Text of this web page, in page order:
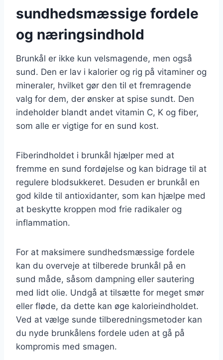
sundhedsmæssige fordele
og næringsindhold
Brunkål er ikke kun velsmagende, men også
sund. Den er lav i kalorier og rig på vitaminer og
mineraler, hvilket gør den til et fremragende
valg for dem, der ønsker at spise sundt. Den
indeholder blandt andet vitamin C, K og fiber,
som alle er vigtige for en sund kost.
Fiberindholdet i brunkål hjælper med at
fremme en sund fordøjelse og kan bidrage til at
regulere blodsukkeret. Desuden er brunkål en
god kilde til antioxidanter, som kan hjælpe med
at beskytte kroppen mod frie radikaler og
inflammation.
For at maksimere sundhedsmæssige fordele
kan du overveje at tilberede brunkål på en
sund måde, såsom dampning eller sautering
med lidt olie. Undgå at tilsætte for meget smør
eller fløde, da dette kan øge kalorieindholdet.
Ved at vælge sunde tilberedningsmetoder kan
du nyde brunkålens fordele uden at gå på
kompromis med smagen.